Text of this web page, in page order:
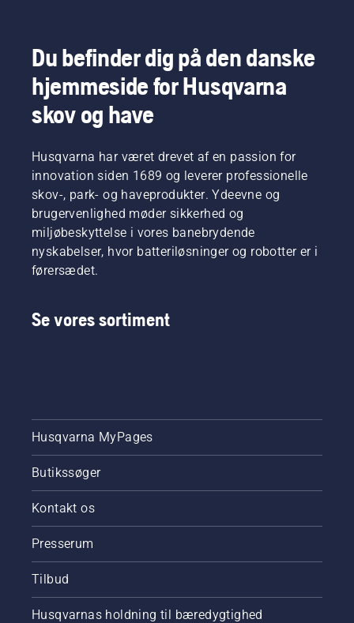
Du befinder dig på den danske
hjemmeside for Husqvarna
skov og have
Husqvarna har været drevet af en passion for
innovation siden 1689 og leverer professionelle
skov-, park- og haveprodukter. Ydeevne og
brugervenlighed møder sikkerhed og
miljøbeskyttelse i vores banebrydende
nyskabelser, hvor batteriløsninger og robotter er i
førersædet.
Se vores sortiment
Husqvarna MyPages
Butikssøger
Kontakt os
Presserum
Tilbud
Husqvarnas holdning til bæredygtighed